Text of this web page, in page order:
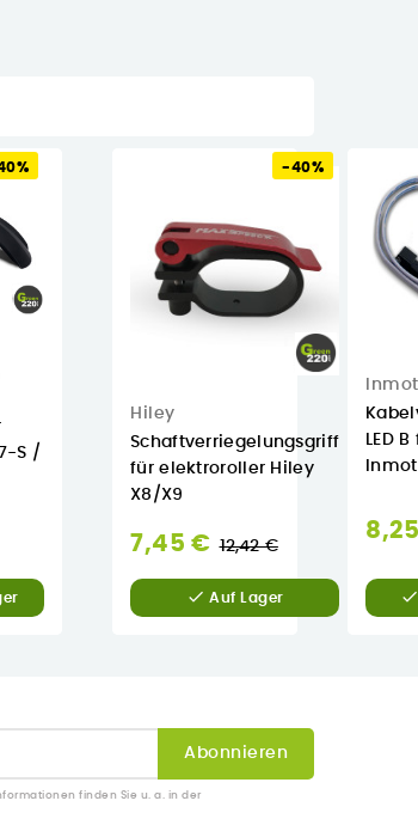
S /
-40%
Hiley
Schaftverriegelungsgriff
für elektroroller Hiley
X8/X9
7,45 € Normaler
Preis
12,42 €
 Auf Lager
LED

finden Sie u. a. in der